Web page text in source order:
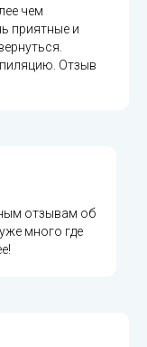
чем
приятные и
Отзыв
отзывам об
много где